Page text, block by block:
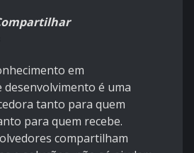
em
desenvolvimento é uma
tanto para quem
para quem recebe.
compartilham